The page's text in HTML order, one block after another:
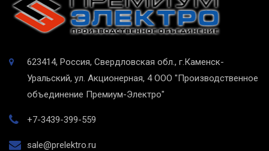
623414, Россия, Свердловская обл., г.Каменск-
Уральский, ул. Акционерная, 4 ООО "Производственное
объединение Премиум-Электро"
+7-3439-399-559
sale@prelektro.ru